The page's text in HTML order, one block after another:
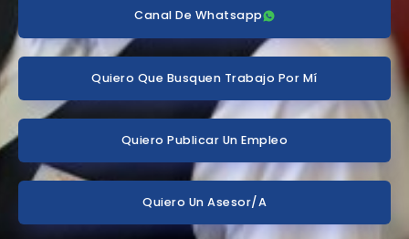
Canal De Whatsapp
Quiero Que Busquen Trabajo Por Mí
Quiero Publicar Un Empleo
Quiero Un Asesor/a